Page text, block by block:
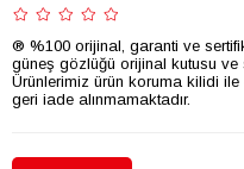
® %100 orijinal, garanti ve
güneş gözlüğü orijinal kutusu
Ürünlerimiz ürün koruma kilidi
geri iade alınmamaktadır.